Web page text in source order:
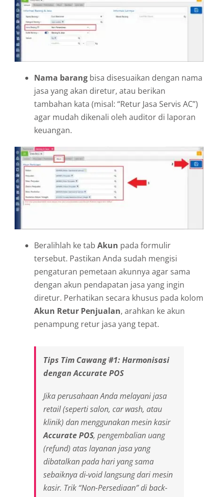
Nama barang bisa disesuaikan dengan nama
jasa yang akan diretur, atau berikan
tambahan kata (misal: “Retur Jasa Servis AC”)
agar mudah dikenali oleh auditor di laporan
keuangan.
Beralihlah ke tab Akun pada formulir
tersebut. Pastikan Anda sudah mengisi
pengaturan pemetaan akunnya agar sama
dengan akun pendapatan jasa yang ingin
diretur. Perhatikan secara khusus pada kolom
Akun Retur Penjualan, arahkan ke akun
penampung retur jasa yang tepat.
Tips Tim Cawang #1: Harmonisasi
dengan Accurate POS
Jika perusahaan Anda melayani jasa
retail (seperti salon, car wash, atau
klinik) dan menggunakan mesin kasir
Accurate POS, pengembalian uang
(refund) atas layanan jasa yang
dibatalkan pada hari yang sama
sebaiknya di-voidlangsung dari mesin
kasir. Trik “Non-Persediaan” diback-